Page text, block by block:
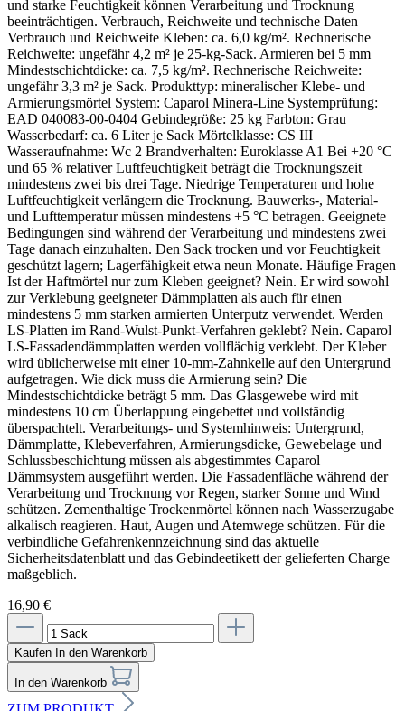
16,90 €
Kaufen In den Warenkorb
In den Warenkorb